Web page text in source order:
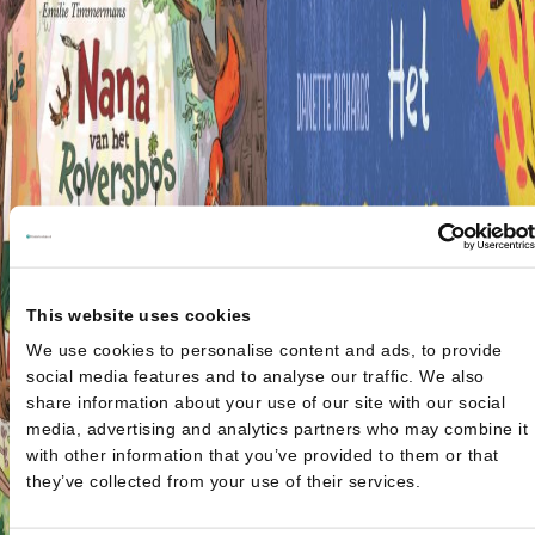
This website uses cookies
We use cookies to personalise content and ads, to provide
social media features and to analyse our traffic. We also
share information about your use of our site with our social
media, advertising and analytics partners who may combine it
with other information that you’ve provided to them or that
they’ve collected from your use of their services.